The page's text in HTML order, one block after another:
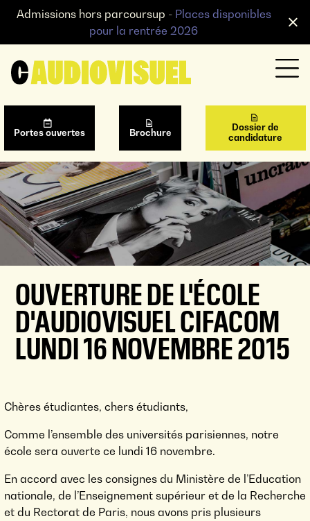
OUVERTURE DE L'ÉCOLE
D'AUDIOVISUEL CIFACOM
LUNDI 16 NOVEMBRE 2015
Chères étudiantes, chers étudiants,
Comme l’ensemble des universités parisiennes, notre
école sera ouverte ce lundi 16 novembre.
En accord avec les consignes du Ministère de l’Education
nationale, de l’Enseignement supérieur et de la Recherche
et du Rectorat de Paris, nous avons pris plusieurs
Admissions hors parcoursup - Places disponibles
pour la rentrée 2026
Portes ouvertes Brochure
Dossier de
candidature